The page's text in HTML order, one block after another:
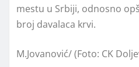
mestu u Srbiji, odnosno
broj davalaca krvi.
M.Jovanović/ (Foto: CK